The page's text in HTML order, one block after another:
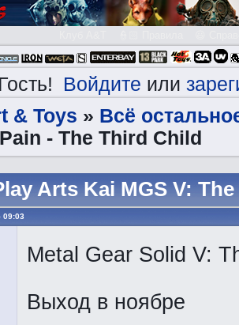
Войдите или
& Toys » Всё
- The Third Child
Arts Kai MGS V:
09:03
Metal Gear Solid V:
Выход в ноябре